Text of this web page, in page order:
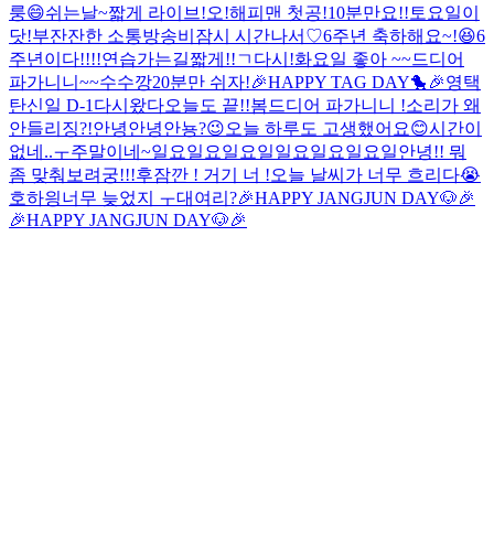
룽😄쉬는날~짧게 라이브!오!해피맨 첫공!10분만요!! 토요일이
닷!부잔잔한 소통방송비 잠시 시간나서♡6주년 축하해요~!😆6
주년이다!!!!연습가는길짧게!!ㄱ 다시!화요일 좋아 ~~드디어
파가니니~~수수깡20분만 쉬자!🎉HAPPY TAG DAY🐤🎉영택
탄신일 D-1 다시왔다오늘도 끝!!봄드디어 파가니니 !소리가 왜
안들리징?!안녕안녕안뇽?😉오늘 하루도 고생했어요😊시간이
없네..ㅜ주말이네~일요일요일요일일요일요일요일안녕!! 뭐
좀 맞춰보려궁!!!후잠깐 ! 거기 너 !오늘 날씨가 너무 흐리다😭
호하읭너무 늦었지 ㅜ대여리?🎉HAPPY JANGJUN DAY🐶🎉
🎉HAPPY JANGJUN DAY🐶🎉